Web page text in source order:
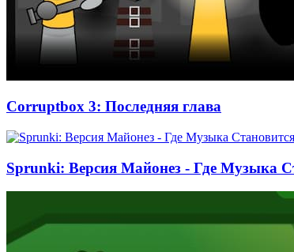
Corruptbox 3: Последняя глава
Sprunki: Версия Майонез - Где Музыка